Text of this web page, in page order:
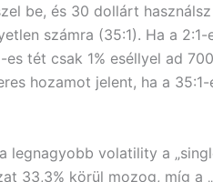
be, és 30 dollárt
számra (35:1). Ha a 2:1-
tét csak 1% eséllyel ad
hozamot jelent, ha a
legnagyobb volatility a
33,3% körül mozog, míg a